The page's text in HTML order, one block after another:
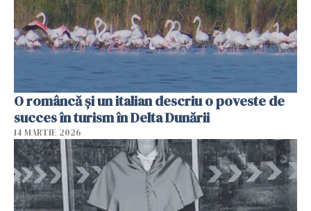
O româncă și un italian descriu o poveste de
succes în turism în Delta Dunării
14 MARTIE 2026